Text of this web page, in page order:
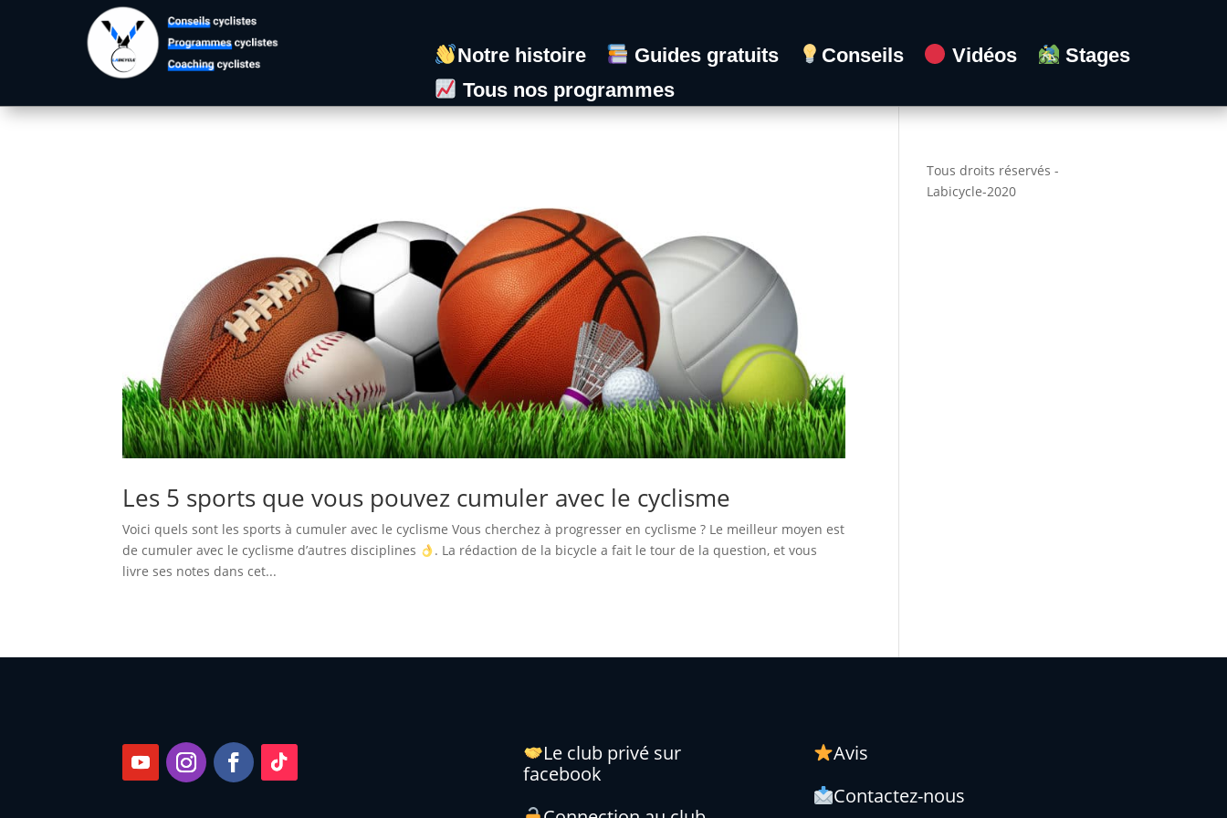
Notre histoire Guides gratuits Conseils Vidéos
Stages
Tous nos programmes
Les 5 sports que vous pouvez cumuler avec le cyclisme
Voici quels sont les sports à cumuler avec le cyclisme Vous cherchez à progresser en cyclisme ? Le meilleur moyen est
de cumuler avec le cyclisme d’autres disciplines
. La rédaction de la bicycle a fait le tour de la question, et vous
livre ses notes dans cet...
Tous droits réservés -
Labicycle-2020
Le club privé sur
facebook
Avis
Contactez-nous